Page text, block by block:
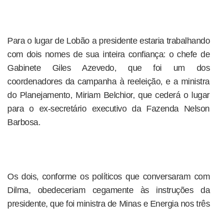
Para o lugar de Lobão a presidente estaria trabalhando
com dois nomes de sua inteira confiança: o chefe de
Gabinete Giles Azevedo, que foi um dos
coordenadores da campanha à reeleição, e a ministra
do Planejamento, Miriam Belchior, que cederá o lugar
para o ex-secretário executivo da Fazenda Nelson
Barbosa.
Os dois, conforme os políticos que conversaram com
Dilma, obedeceriam cegamente às instruções da
presidente, que foi ministra de Minas e Energia nos três